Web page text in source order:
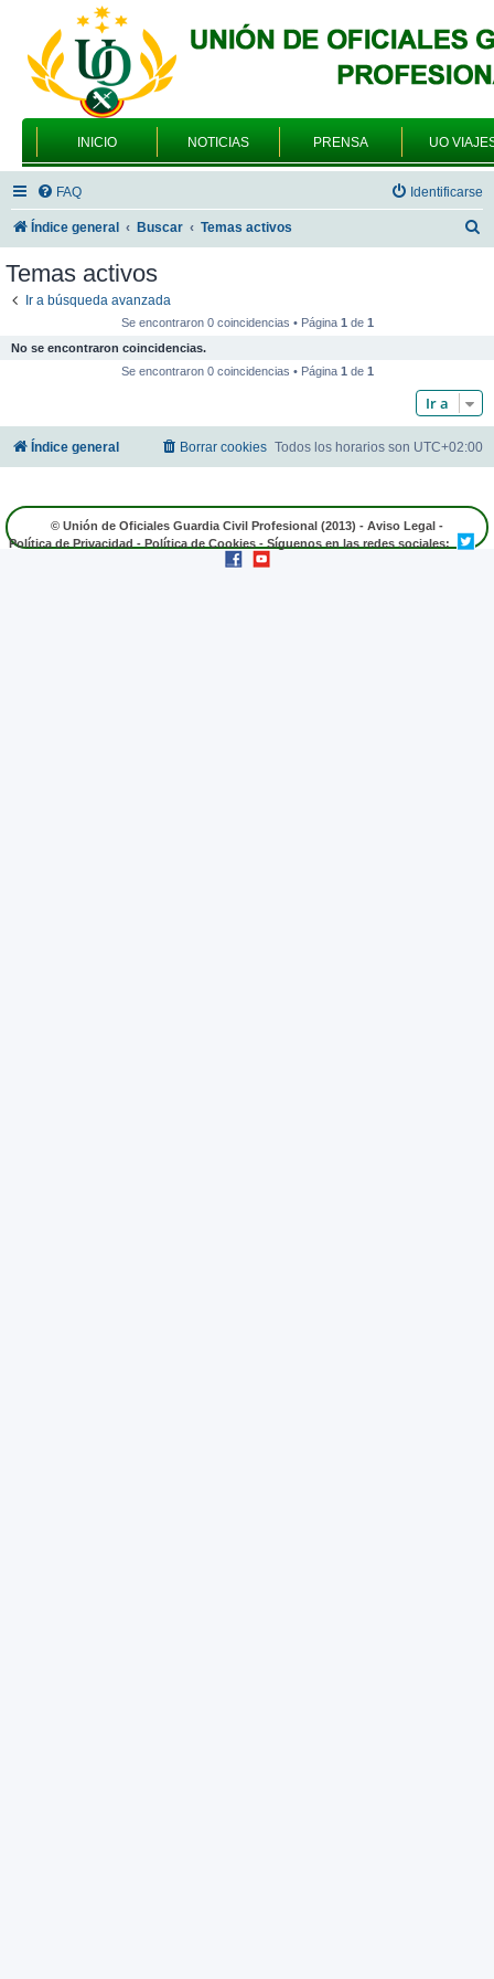
INICIO NOTICIAS PRENSA UO
FAQ Identificarse
Índice general Buscar Temas activos
Temas activos
Ir a búsqueda avanzada
Se encontraron 0 coincidencias • Página 1de 1
No se encontraron coincidencias.
Se encontraron 0 coincidencias • Página 1de 1
Ir a
Índice general Todos los horarios son UTC+02:00
Borrar cookies
© Unión de Oficiales Guardia Civil Profesional (2013) - Aviso Legal -
Política de Privacidad-Política de Cookies- Síguenos en las redes sociales: